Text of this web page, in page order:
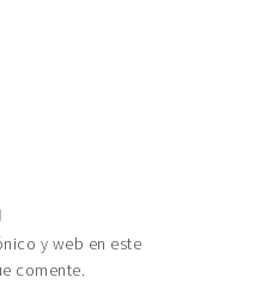
y web en este
comente.